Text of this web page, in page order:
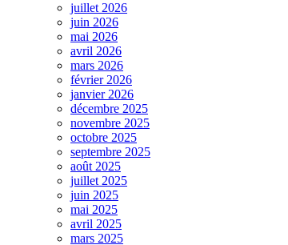
juillet 2026
juin 2026
mai 2026
avril 2026
mars 2026
février 2026
janvier 2026
décembre 2025
novembre 2025
octobre 2025
septembre 2025
août 2025
juillet 2025
juin 2025
mai 2025
avril 2025
mars 2025